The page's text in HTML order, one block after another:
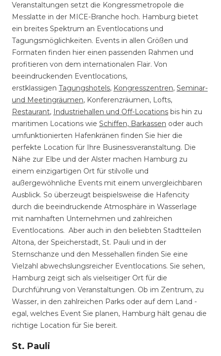
Veranstaltungen setzt die Kongressmetropole die
Messlatte in der MICE-Branche hoch. Hamburg bietet
ein breites Spektrum an Eventlocations und
Tagungsmöglichkeiten. Events in allen Größen und
Formaten finden hier einen passenden Rahmen und
profitieren von dem internationalen Flair. Von
beeindruckenden Eventlocations,
erstklassigen Tagungshotels, Kongresszentren, Seminar-
und Meetingräumen, Konferenzräumen, Lofts,
Restaurant, Industriehallen und Off-Locations bis hin zu
maritimen Locations wie Schiffen, Barkassen oder auch
umfunktionierten Hafenkränen finden Sie hier die
perfekte Location für Ihre Businessveranstaltung. Die
Nähe zur Elbe und der Alster machen Hamburg zu
einem einzigartigen Ort für stilvolle und
außergewöhnliche Events mit einem unvergleichbaren
Ausblick. So überzeugt beispielsweise die Hafencity
durch die beeindruckende Atmosphäre in Wasserlage
mit namhaften Unternehmen und zahlreichen
Eventlocations. Aber auch in den beliebten Stadtteilen
Altona, der Speicherstadt, St. Pauli und in der
Sternschanze und den Messehallen finden Sie eine
Vielzahl abwechslungsreicher Eventlocations. Sie sehen,
Hamburg zeigt sich als vielseitiger Ort für die
Durchführung von Veranstaltungen. Ob im Zentrum, zu
Wasser, in den zahlreichen Parks oder auf dem Land -
egal, welches Event Sie planen, Hamburg hält genau die
richtige Location für Sie bereit.
St. Pauli